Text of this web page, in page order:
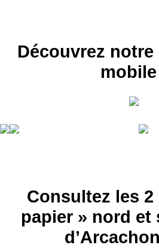
Découvrez
Consultez les
papier » nord et